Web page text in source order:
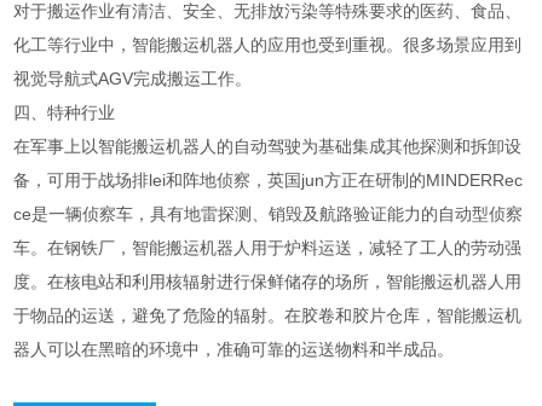
对于搬运作业有清洁、安全、无排放污染等特殊要求的医药、食品、
化工等行业中，智能搬运机器人的应用也受到重视。很多场景应用到
视觉导航式AGV完成搬运工作。
四、特种行业
在军事上以智能搬运机器人的自动驾驶为基础集成其他探测和拆卸设
备，可用于战场排lei和阵地侦察，英国jun方正在研制的MINDERRec
ce是一辆侦察车，具有地雷探测、销毁及航路验证能力的自动型侦察
车。在钢铁厂，智能搬运机器人用于炉料运送，减轻了工人的劳动强
度。在核电站和利用核辐射进行保鲜储存的场所，智能搬运机器人用
于物品的运送，避免了危险的辐射。在胶卷和胶片仓库，智能搬运机
器人可以在黑暗的环境中，准确可靠的运送物料和半成品。